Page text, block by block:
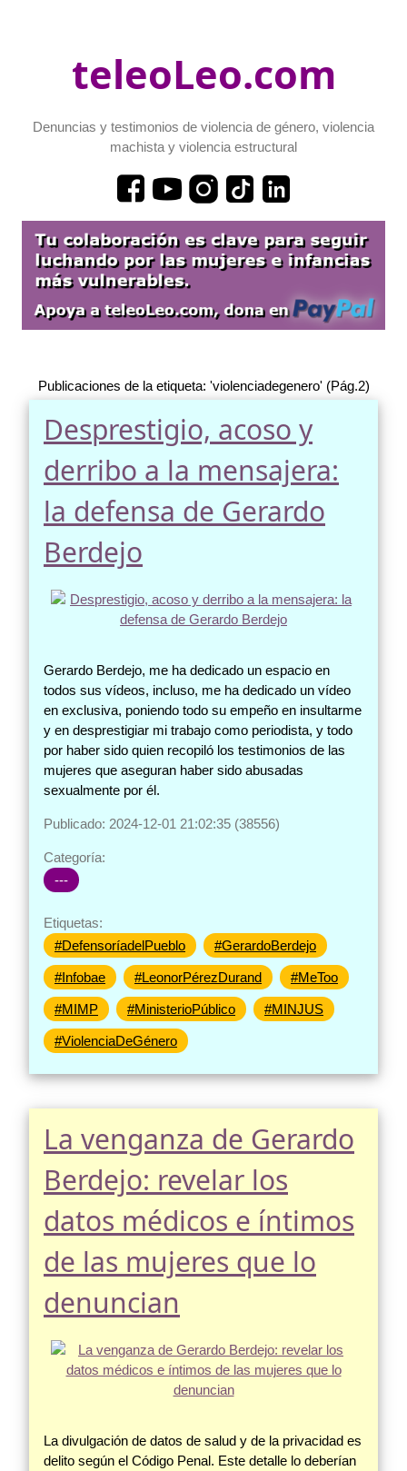
teleoLeo.com
Denuncias y testimonios de violencia de género, violencia
machista y violencia estructural
Publicaciones de la etiqueta: 'violenciadegenero' (Pág.2)
Desprestigio, acoso y
derribo a la mensajera:
la defensa de Gerardo
Berdejo
Gerardo Berdejo, me ha dedicado un espacio en
todos sus vídeos, incluso, me ha dedicado un vídeo
en exclusiva, poniendo todo su empeño en insultarme
y en desprestigiar mi trabajo como periodista, y todo
por haber sido quien recopiló los testimonios de las
mujeres que aseguran haber sido abusadas
sexualmente por él.
Publicado: 2024-12-01 21:02:35 (38556)
Categoría:
---
Etiquetas:
#DefensoríadelPueblo
#GerardoBerdejo
#Infobae #LeonorPérezDurand #MeToo
#MIMP #MinisterioPúblico #MINJUS
#ViolenciaDeGénero
La venganza de Gerardo
Berdejo: revelar los
datos médicos e íntimos
de las mujeres que lo
denuncian
La divulgación de datos de salud y de la privacidad es
delito según el Código Penal. Este detalle lo deberían